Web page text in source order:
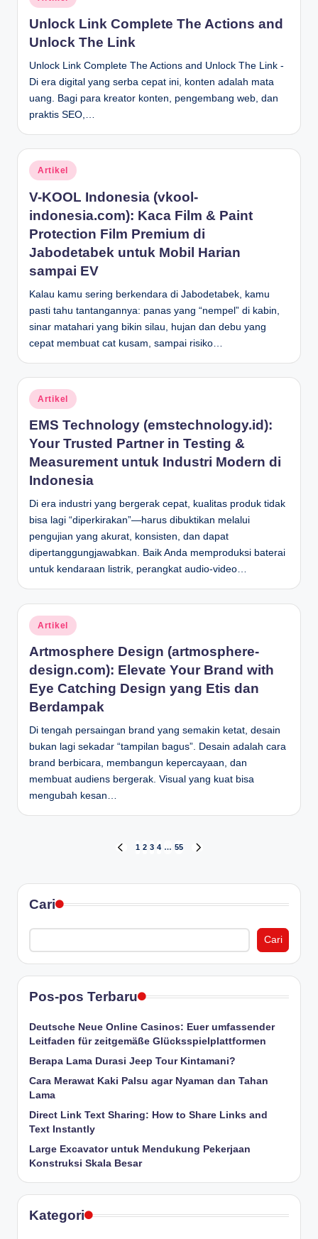
in
Unlock Link Complete The Actions and
Unlock The Link
Unlock Link Complete The Actions and Unlock The Link -
Di era digital yang serba cepat ini, konten adalah mata
uang. Bagi para kreator konten, pengembang web, dan
praktis SEO,…
Posted
in
Artikel
V-KOOL Indonesia (vkool-
indonesia.com): Kaca Film & Paint
Protection Film Premium di
Jabodetabek untuk Mobil Harian
sampai EV
Kalau kamu sering berkendara di Jabodetabek, kamu
pasti tahu tantangannya: panas yang “nempel” di kabin,
sinar matahari yang bikin silau, hujan dan debu yang
cepat membuat cat kusam, sampai risiko…
Posted
in
Artikel
EMS Technology (emstechnology.id):
Your Trusted Partner in Testing &
Measurement untuk Industri Modern di
Indonesia
Di era industri yang bergerak cepat, kualitas produk tidak
bisa lagi “diperkirakan”—harus dibuktikan melalui
pengujian yang akurat, konsisten, dan dapat
dipertanggungjawabkan. Baik Anda memproduksi baterai
untuk kendaraan listrik, perangkat audio-video…
Posted
in
Artikel
Artmosphere Design (artmosphere-
design.com): Elevate Your Brand with
Eye Catching Design yang Etis dan
Berdampak
Di tengah persaingan brand yang semakin ketat, desain
bukan lagi sekadar “tampilan bagus”. Desain adalah cara
brand berbicara, membangun kepercayaan, dan
membuat audiens bergerak. Visual yang kuat bisa
mengubah kesan…
pos
PREVIOUS
1 2 3 4 … 55
Cari
Cari
Pos-pos Terbaru
Deutsche Neue Online Casinos: Euer umfassender
Leitfaden für zeitgemäße Glücksspielplattformen
Berapa Lama Durasi Jeep Tour Kintamani?
Cara Merawat Kaki Palsu agar Nyaman dan Tahan
Lama
Direct Link Text Sharing: How to Share Links and
Text Instantly
Large Excavator untuk Mendukung Pekerjaan
Konstruksi Skala Besar
Kategori